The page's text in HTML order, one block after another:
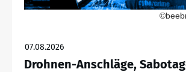
07.08.2026
Drohnen-Anschläge,